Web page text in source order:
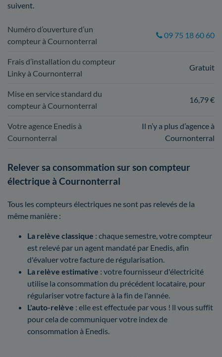
suivent.
Numéro d’ouverture d’un
compteur à Cournonterral
09 75 18 60 60
Frais d’installation du compteur
Linky à Cournonterral
Gratuit
Mise en service standard du
compteur à Cournonterral
16,79 €
Votre agence Enedis à
Cournonterral
Il n’y a plus d’agence à
Cournonterral
Relever sa consommation sur son compteur
électrique à Cournonterral
Tous les compteurs électriques ne sont pas relevés de la
même manière :
La relève classique : chaque semestre, votre compteur
est relevé par un agent mandaté par Enedis, afin
d'évaluer votre facture de régularisation.
La relève estimative : votre fournisseur d'électricité
utilise la consommation du précédent locataire, pour
régulariser votre facture à la fin de l'année.
L'auto-relève : elle est effectuée par vous ! ll vous suffit
pour cela de communiquer votre index de
consommation à Enedis.